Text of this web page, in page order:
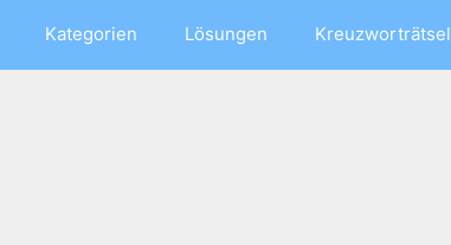
Kategorien Lösungen Kreuzworträtsel